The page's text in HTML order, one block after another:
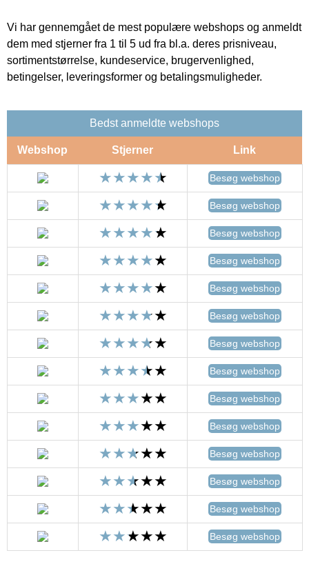
Vi har gennemgået de mest populære webshops og anmeldt
dem med stjerner fra 1 til 5 ud fra bl.a. deres prisniveau,
sortimentstørrelse, kundeservice, brugervenlighed,
betingelser, leveringsformer og betalingsmuligheder.
Bedst anmeldte webshops
Webshop Stjerner Link
Besøg webshop
Besøg webshop
Besøg webshop
Besøg webshop
Besøg webshop
Besøg webshop
Besøg webshop
Besøg webshop
Besøg webshop
Besøg webshop
Besøg webshop
Besøg webshop
Besøg webshop
Besøg webshop